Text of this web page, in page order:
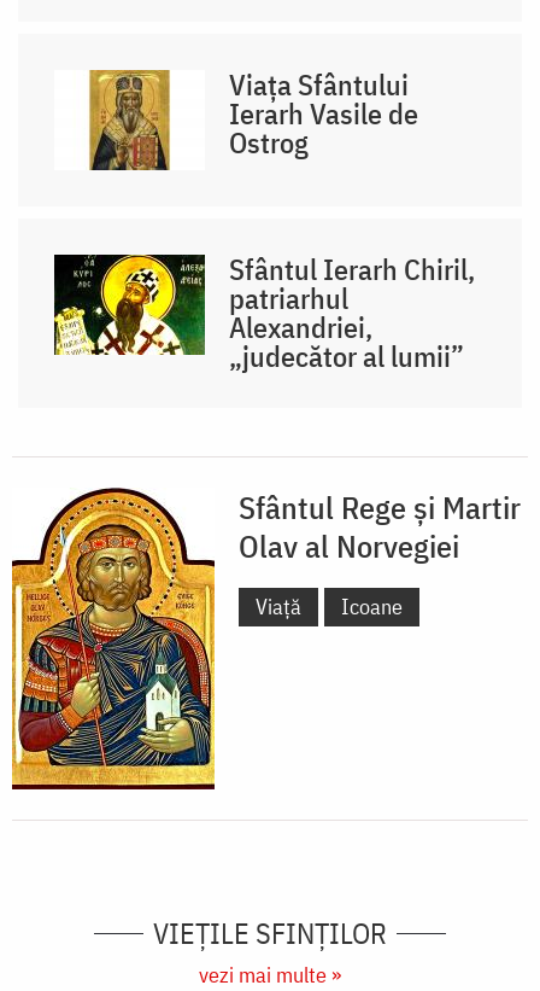
Viața Sfântului
Ierarh Vasile de
Ostrog
Sfântul Ierarh Chiril,
patriarhul
Alexandriei,
„judecător al lumii”
Sfântul Rege și Martir
Olav al Norvegiei
Viață Icoane
VIEŢILE SFINŢILOR
vezi mai multe »